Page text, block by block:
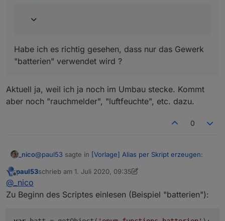
Habe ich es richtig gesehen, dass nur das Gewerk
"batterien" verwendet wird ?
Aktuell ja, weil ich ja noch im Umbau stecke. Kommt
aber noch "rauchmelder", "luftfeuchte", etc. dazu.
0
_nico@paul53 sagte in [Vorlage] Alias per Skript erzeugen:
Aktuell ja, weil ich ja noch im Umbau stecke. Kommt aber
Offline
paul53schrieb am 1. Juli 2020, 09:35
zuletzt editiert von paul537. Jan. 2020, 11:36
@ _nico
Zu Beginn des Scriptes einlesen (Beispiel "batterien"):